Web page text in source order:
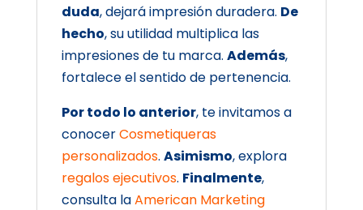
duda, dejará impresión duradera. De
hecho, su utilidad multiplica las
impresiones de tu marca. Además,
fortalece el sentido de pertenencia.
Por todo lo anterior, te invitamos a
conocerCosmetiqueras
personalizados. Asimismo, explora
regalos ejecutivos. Finalmente,
consulta laAmerican Marketing